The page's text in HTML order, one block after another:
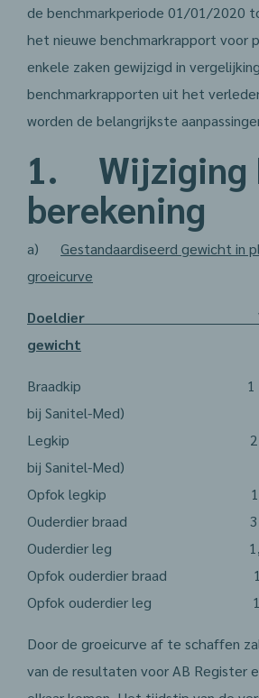
de benchmarkperiode 01/01/2020
het nieuwe benchmarkrapport voor
enkele zaken gewijzigd in
benchmarkrapporten uit het
worden de belangrijkste
1. Wijziging
berekening
a) Gestandaardiseerd gewicht in
groeicurve
Doeldier Vast
gewicht
Braadkip 1 kg
bij Sanitel-Med)
Legkip 2 kg
bij Sanitel-Med)
Opfok legkip 1
Ouderdier braad 3,5
Ouderdier leg 1,9
Opfok ouderdier braad 1
Opfok ouderdier leg 1
Door de groeicurve af te schaffen
van de resultaten voor AB Register